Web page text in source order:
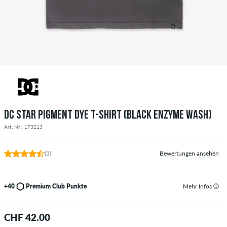
DC STAR PIGMENT DYE T-SHIRT (BLACK ENZYME WASH)
Art. Nr.: 173213
(3) Bewertungen ansehen
+40 Premium Club Punkte Mehr Infos
CHF 42.00